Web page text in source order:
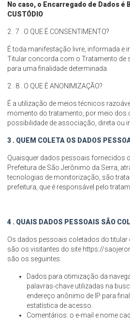
No caso, o Encarregado de Dados é
CUSTÓDIO
2 . 7 . O QUE É CONSENTIMENTO?
É toda manifestação livre, informada e
Titular concorda com o Tratamento de
para uma finalidade determinada.
2 . 8 . O QUE É ANONIMIZAÇÃO?
É a utilização de meios técnicos
momento do tratamento, por meio dos
possibilidade de associação, direta ou
3 . QUEM COLETA OS DADOS
Quaisquer dados pessoais fornecidos
Prefeitura de São Jerônimo da Serra,
tecnologias de monitorização, são
prefeitura, que é responsável pelo
4 . QUAIS DADOS PESSOAIS SÃO
Os dados pessoais coletados do titular
são os visitantes do site https://
são os seguintes:
Dados para otimização da
palavras-chave utilizadas na
endereço anônimo de IP para
estatística de acesso.
Comentários: o e-mail e nome